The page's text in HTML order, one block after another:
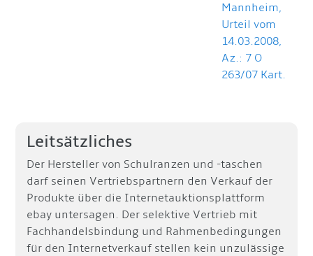
Mannheim,
Urteil vom
14.03.2008,
Az.: 7 O
263/07 Kart.
Leitsätzliches
Der Hersteller von Schulranzen und -taschen
darf seinen Vertriebspartnern den Verkauf der
Produkte über die Internetauktionsplattform
ebay untersagen. Der selektive Vertrieb mit
Fachhandelsbindung und Rahmenbedingungen
für den Internetverkauf stellen kein unzulässige